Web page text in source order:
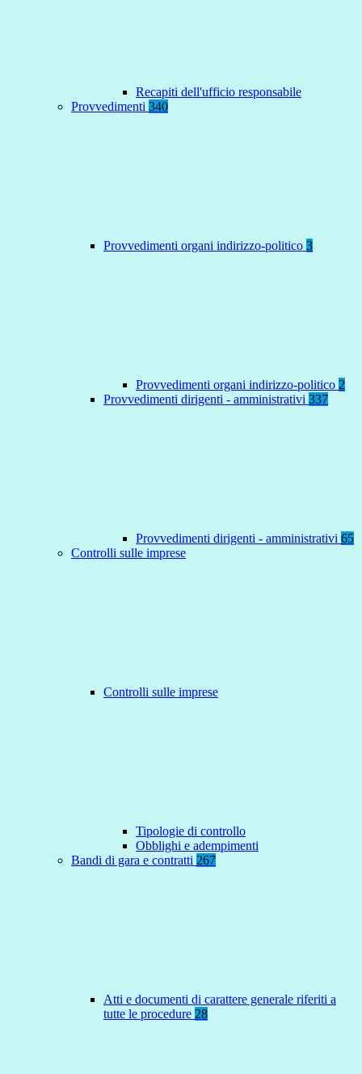
Recapiti dell'ufficio responsabile
Provvedimenti 340
Provvedimenti organi indirizzo-politico 3
Provvedimenti organi indirizzo-politico 2
Provvedimenti dirigenti - amministrativi 337
Provvedimenti dirigenti - amministrativi 65
Controlli sulle imprese
Controlli sulle imprese
Tipologie di controllo
Obblighi e adempimenti
Bandi di gara e contratti 267
Atti e documenti di carattere generale riferiti a
tutte le procedure 28